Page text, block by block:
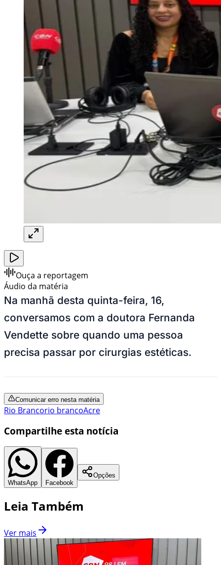
Ouça a reportagem
Áudio da matéria
Na manhã desta quinta-feira, 16,
conversamos com a doutora Fernanda
Vendette sobre quando uma pessoa
precisa passar por cirurgias estéticas.
Comunicar erro nesta matéria
Rio Brancorio brancoAcre
Compartilhe esta notícia
WhatsApp Facebook
Opções
Leia Também
Ver mais